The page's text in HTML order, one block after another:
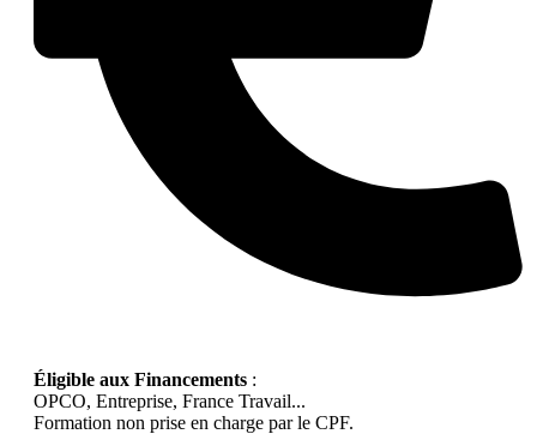
Éligible aux Financements :
OPCO, Entreprise, France Travail...
Formation non prise en charge par le CPF.